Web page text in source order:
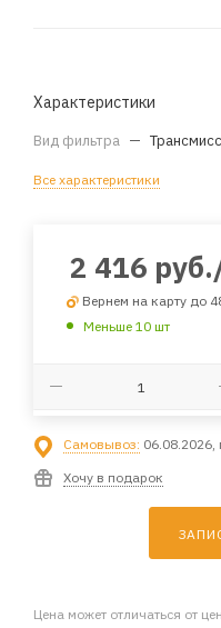
Характеристики
Вид фильтра —
Все характеристики
2 416 руб.
Вернем на карту до
Меньше 10 шт
Самовывоз: 06.08.2026,
Хочу в подарок
Цена может отличаться от